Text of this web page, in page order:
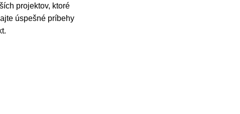
projektov, ktoré
úspešné príbehy